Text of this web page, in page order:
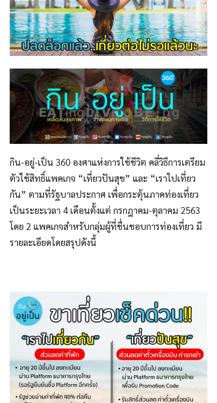
กิน-อยู่-เป็น 360 องศาแห่งการใช้ชีวิต คลี่วิธีการเตรียม
ตัวใช้สิทธิ์แพคเกจ “เที่ยวปันสุข” และ “เราไปเที่ยว
กัน” ตามที่รัฐบาลประกาศ เพื่อกระตุ้นภาคท่องเที่ยว
เป็นระยะเวลา 4 เดือนตั้งแต่ กรกฎาคม-ตุลาคม 2563
โดย 2 แพคเกจสำหรับกลุ่มผู้ที่ชื่นชอบการท่องเที่ยว มี
รายละเอียดโดยสรุปดังนี้